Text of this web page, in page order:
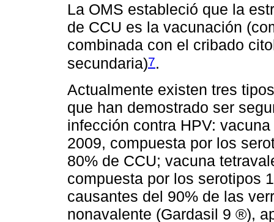
La OMS estableció que la
de CCU es la vacunación
combinada con el cribado
secundaria)7.
Actualmente existen tres
que han demostrado ser
infección contra HPV:
2009, compuesta por los
80% de CCU; vacuna
compuesta por los serotipos
causantes del 90% de las
nonavalente (Gardasil 9 ®),